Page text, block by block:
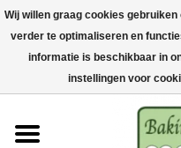
Home
Bak-& kookgerei
Machines & onderdelen
Wij willen graag cookies
verder te optimaliseren en
informatie is beschikbaar in
instellingen voor